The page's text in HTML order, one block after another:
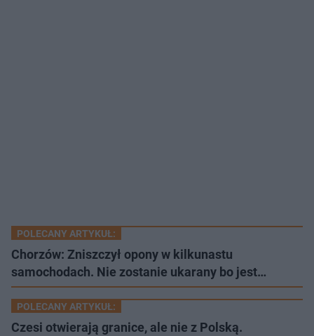
POLECANY ARTYKUŁ:
Chorzów: Zniszczył opony w kilkunastu
samochodach. Nie zostanie ukarany bo jest…
POLECANY ARTYKUŁ:
Czesi otwierają granice, ale nie z Polską.